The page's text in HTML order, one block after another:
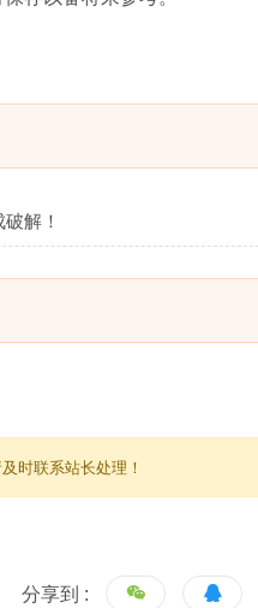
解！
时联系站长处理！
分享到 :